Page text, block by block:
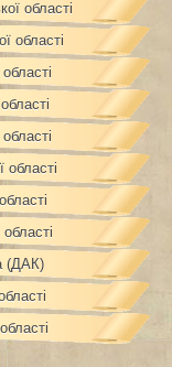
області
області
(ДАК)